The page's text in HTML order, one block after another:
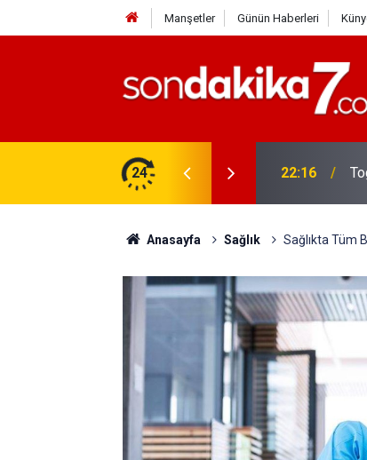
Manşetler Günün Haberleri
24 22:16
Anasayfa Sağlık Sağlıkta Tüm